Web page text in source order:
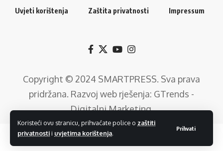
Koristeći ovu stranicu, prihvaćate police o zaštiti
privatnostii uvjetima korištenja.
Prihvati
Uvjeti korištenja Zaštita privatnosti Impressum
Copyright © 2024 SMARTPRESS. Sva prava
pridržana. Razvoj web rješenja: GTrends -
Digitalni Marketing.